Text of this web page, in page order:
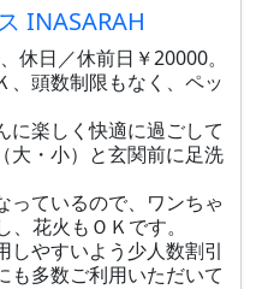
INASARAH
休日／休前日￥20000。
、頭数制限もなく、ペッ
に楽しく快適に過ごして
大・小）と玄関前に足洗
っているので、ワンちゃ
花火もＯＫです。
しやすいよう少人数割引
も多数ご利用いただいて